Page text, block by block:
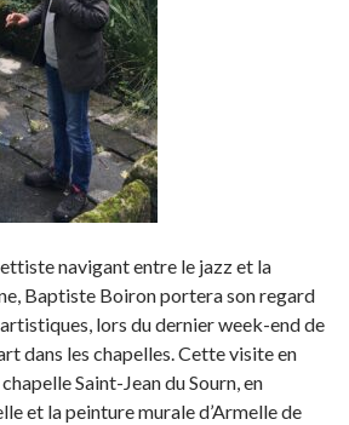
navigant entre le jazz et la
Baptiste Boiron portera son regard
lors du dernier week-end de
dans les chapelles. Cette visite en
Saint-Jean du Sourn, en
et la peinture murale d’Armelle de